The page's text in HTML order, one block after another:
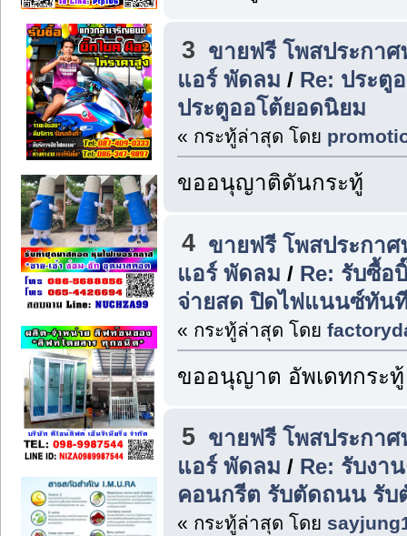
3 ขายฟรี โพสประกาศ
แอร์ พัดลม / Re: ประตู
ประตูออโต้ยอดนิยม
« กระทู้ล่าสุด โดย
ขออนุญาติดันกระทู้
4 ขายฟรี โพสประกาศ
แอร์ พัดลม / Re: รับซื้อ
จ่ายสด ปิดไฟแนนซ์ทันที
« กระทู้ล่าสุด โดย
ขออนุญาต อัพเดทกระทู้
5 ขายฟรี โพสประกาศ
แอร์ พัดลม / Re: รับงา
คอนกรีต รับตัดถนน รับ
« กระทู้ล่าสุด โดย